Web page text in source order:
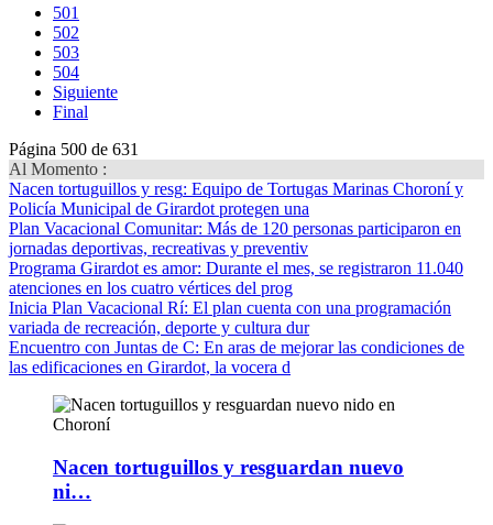
501
502
503
504
Siguiente
Final
Página 500 de 631
Al Momento :
Nacen tortuguillos y resg: Equipo de Tortugas Marinas Choroní y
Policía Municipal de Girardot protegen una
Plan Vacacional Comunitar: Más de 120 personas participaron en
jornadas deportivas, recreativas y preventiv
Programa Girardot es amor: Durante el mes, se registraron 11.040
atenciones en los cuatro vértices del prog
Inicia Plan Vacacional Rí: El plan cuenta con una programación
variada de recreación, deporte y cultura dur
Encuentro con Juntas de C: En aras de mejorar las condiciones de
las edificaciones en Girardot, la vocera d
Nacen tortuguillos y resguardan nuevo
ni…